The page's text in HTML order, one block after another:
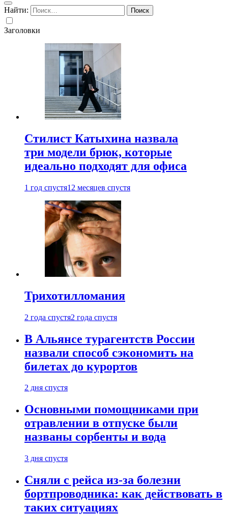
Найти:
Заголовки
Стилист Катыхина назвала
три модели брюк, которые
идеально подходят для офиса
1 год спустя12 месяцев спустя
Трихотилломания
2 года спустя2 года спустя
В Альянсе турагентств России
назвали способ сэкономить на
билетах до курортов
2 дня спустя
Основными помощниками при
отравлении в отпуске были
названы сорбенты и вода
3 дня спустя
Сняли с рейса из-за болезни
бортпроводника: как действовать в
таких ситуациях